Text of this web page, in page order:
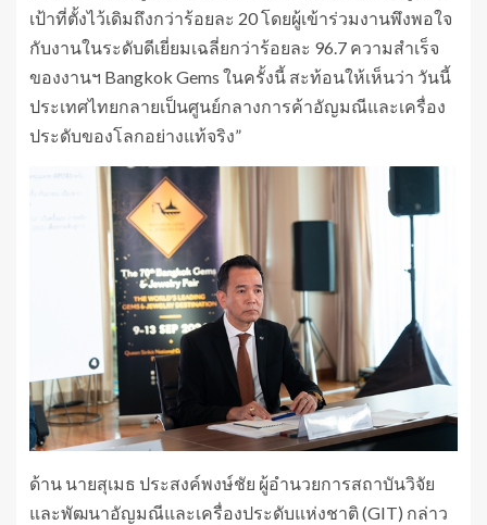
เป้าที่ตั้งไว้เดิมถึงกว่าร้อยละ 20 โดยผู้เข้าร่วมงานพึงพอใจ
กับงานในระดับดีเยี่ยมเฉลี่ยกว่าร้อยละ 96.7 ความสำเร็จ
ของงานฯ Bangkok Gems ในครั้งนี้ สะท้อนให้เห็นว่า วันนี้
ประเทศไทยกลายเป็นศูนย์กลางการค้าอัญมณีและเครื่อง
ประดับของโลกอย่างแท้จริง”
ด้าน นายสุเมธ ประสงค์พงษ์ชัย ผู้อำนวยการสถาบันวิจัย
และพัฒนาอัญมณีและเครื่องประดับแห่งชาติ (GIT) กล่าว